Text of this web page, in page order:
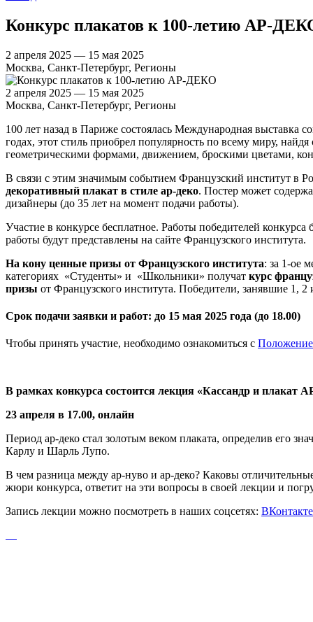
Конкурс плакатов к 100-летию АР-
2 апреля 2025 — 15 мая 2025
Москва, Санкт-Петербург, Регионы
2 апреля 2025 — 15 мая 2025
Москва, Санкт-Петербург, Регионы
100 лет назад в Париже состоялась Международная
годах, этот стиль приобрел популярность по всему миру,
геометрическими формами, движением, броскими цветами,
В связи с этим значимым событием Французский институт в
декоративный плакат в стиле ар-деко. Постер может
дизайнеры (до 35 лет на момент подачи работы).
Участие в конкурсе бесплатное. Работы победителей
работы будут представлены на сайте Французского института.
На кону ценные призы от Французского института: за 1-ое
категориях «Студенты» и «Школьники» получат курс
призы от Французского института. Победители, занявшие 1,
Срок подачи заявки и работ: до 15 мая 2025 года (до 18.00)
Чтобы принять участие, необходимо ознакомиться с
В рамках конкурса состоится лекция «Кассандр и
23 апреля в 17.00, онлайн
Период ар-деко стал золотым веком плаката, определив его
Карлу и Шарль Лупо.
В чем разница между ар-нуво и ар-деко? Каковы
жюри конкурса, ответит на эти вопросы в своей лекции и
Запись лекции можно посмотреть в наших соцсетях: ВКонтакте